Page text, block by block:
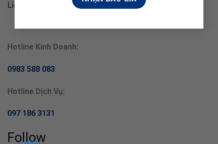
Liên hệ
Hotline Kinh Doanh:
0983 588 083
Hotline Dịch Vụ:
097 186 3131
Follow